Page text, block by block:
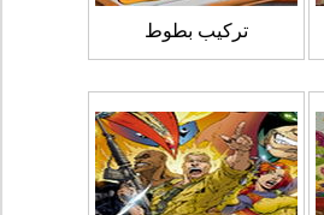
تركيب بطوط